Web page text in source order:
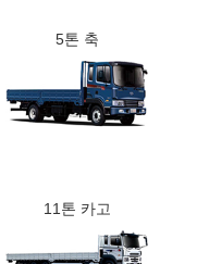
5톤 축
11톤 카고